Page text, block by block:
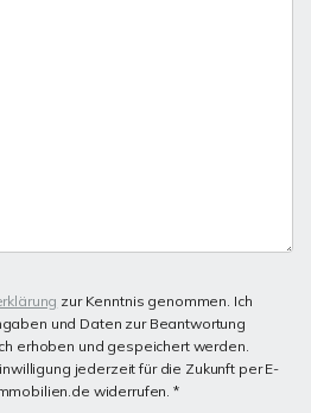
zur Kenntnis genommen. Ich
und Daten zur Beantwortung
erhoben und gespeichert werden.
jederzeit für die Zukunft per E-
widerrufen. *